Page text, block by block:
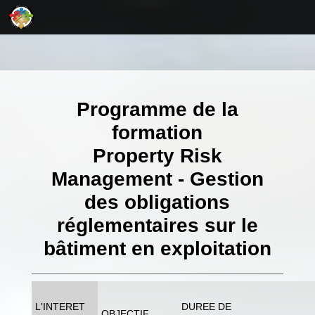
Programme de la
formation
Property Risk
Management - Gestion
des obligations
réglementaires sur le
bâtiment en exploitation
L'INTERET DUREE DE